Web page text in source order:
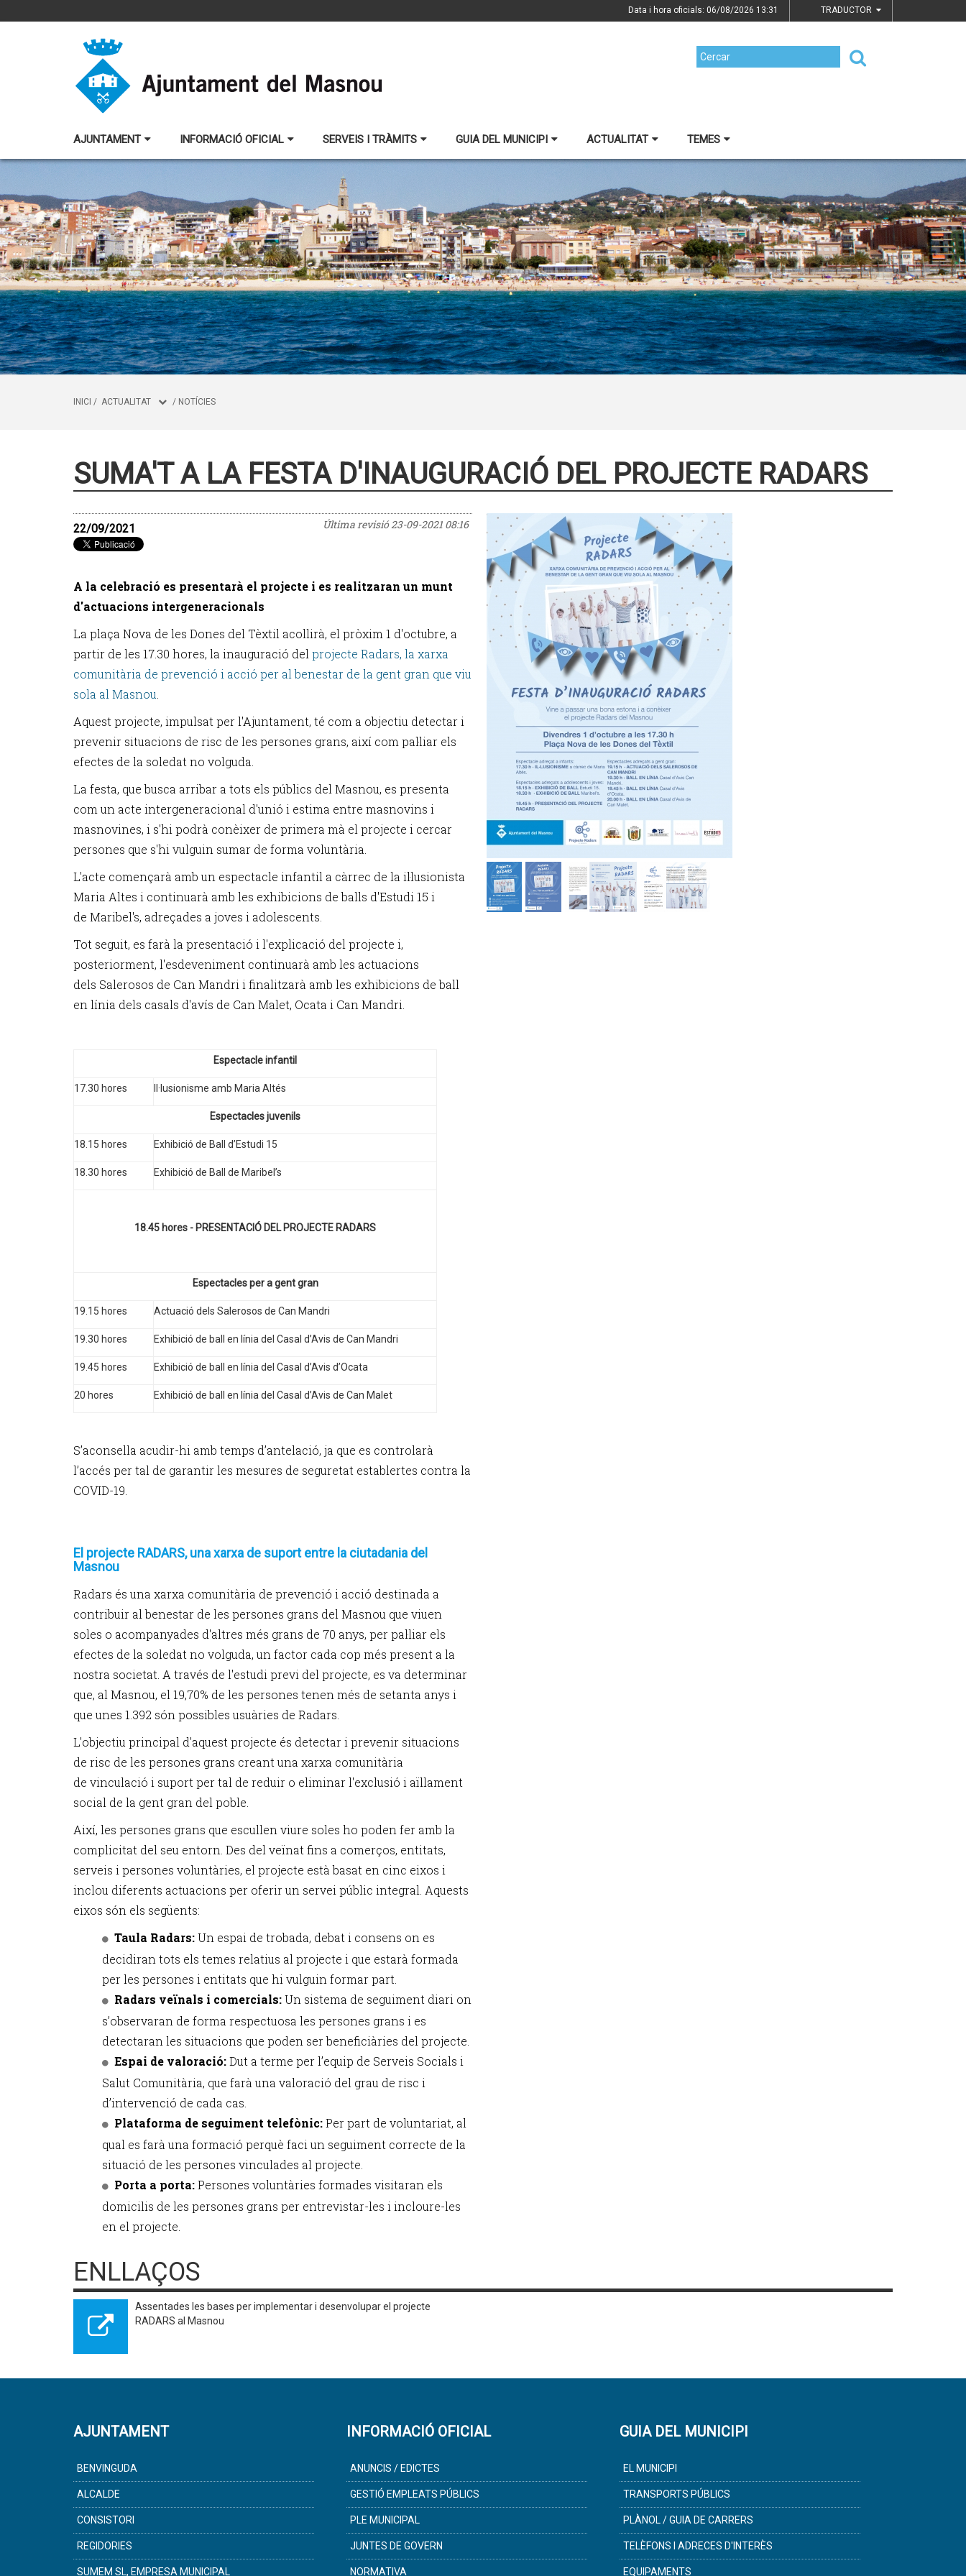
Data i hora oficials: 06/08/2026 13:31 TRADUCTOR
AJUNTAMENT INFORMACIÓ OFICIAL SERVEIS I TRÀMITS GUIA DEL MUNICIPI ACTUALITAT TEMES
INICI / ACTUALITAT / NOTÍCIES
SUMA'T A LA FESTA D'INAUGURACIÓ DEL PROJECTE RADARS
Última revisió23-09-2021 08:16
22/09/2021
A la celebració es presentarà el projecte i es realitzaran un munt
d'actuacions intergeneracionals
La plaça Nova de les Dones del Tèxtil acollirà, el pròxim 1 d'octubre, a
partir de les 17.30 hores, la inauguració del projecte Radars, la xarxa
comunitària de prevenció i acció per al benestar de la gent gran que viu
sola al Masnou
Aquest projecte, impulsat per l'Ajuntament, té com a objectiu detectar i
prevenir situacions de risc de les persones grans, així com pal·liar els
efectes de la soledat no volguda.
La festa, que busca arribar a tots els públics del Masnou, es presenta
com un acte intergeneracional d'unió i estima entre masnovins i
masnovines, i s'hi podrà conèixer de primera mà el projecte i cercar
persones que s'hi vulguin sumar de forma voluntària.
L'acte començarà amb un espectacle infantil a càrrec de la il·lusionista
Maria Altes i continuarà amb les exhibicions de balls d'Estudi 15 i
de Maribel's, adreçades a joves i adolescents.
Tot seguit, es farà la presentació i l'explicació del projecte i,
posteriorment, l'esdeveniment continuarà amb les actuacions
dels Salerosos de Can Mandri i finalitzarà amb les exhibicions de ball
en línia dels casals d'avís de Can Malet, Ocata i Can Mandri.
Espectacle infantil
17.30 hores Il·lusionisme amb Maria Altés
Espectacles juvenils
18.15 hores Exhibició de Ball d’Estudi 15
18.30 hores Exhibició de Ball de Maribel’s
18.45 hores - PRESENTACIÓ DEL PROJECTE RADARS
Espectacles per a gent gran
19.15 hores Actuació dels Salerosos de Can Mandri
19.30 hores Exhibició de ball en línia del Casal d’Avis de Can Mandri
19.45 hores Exhibició de ball en línia del Casal d’Avis d’Ocata
20 hores Exhibició de ball en línia del Casal d’Avis de Can Malet
S’aconsella acudir-hi amb temps d’antelació, ja que es controlarà
l’accés per tal de garantir les mesures de seguretat establertes contra la
COVID-19.
El projecte RADARS, una xarxa de suport entre la ciutadania del
Masnou
Radars és una xarxa comunitària de prevenció i acció destinada a
contribuir al benestar de les persones grans del Masnou que viuen
soles o acompanyades d'altres més grans de 70 anys, per pal·liar els
efectes de la soledat no volguda, un factor cada cop més present a la
nostra societat. A través de l'estudi previ del projecte, es va determinar
que, al Masnou, el 19,70% de les persones tenen més de setanta anys i
que unes 1.392 són possibles usuàries de Radars.
L'objectiu principal d'aquest projecte és detectar i prevenir situacions
de risc de les persones grans creant una xarxa comunitària
de vinculació i suport per tal de reduir o eliminar l'exclusió i aïllament
social de la gent gran del poble.
Així, les persones grans que escullen viure soles ho poden fer amb la
complicitat del seu entorn. Des del veïnat fins a comerços, entitats,
serveis i persones voluntàries, el projecte està basat en cinc eixos i
inclou diferents actuacions per oferir un servei públic integral. Aquests
eixos són els següents:
Taula Radars:Un espai de trobada, debat i consens on es
decidiran tots els temes relatius al projecte i que estarà formada
per les persones i entitats que hi vulguin formar part.
Radars veïnals i comercials:Un sistema de seguiment diari on
s’observaran de forma respectuosa les persones grans i es
detectaran les situacions que poden ser beneficiàries del projecte.
Espai de valoració:Dut a terme per l’equip de Serveis Socials i
Salut Comunitària, que farà una valoració del grau de risc i
d’intervenció de cada cas.
Plataforma de seguiment telefònic:Per part de voluntariat, al
qual es farà una formació perquè faci un seguiment correcte de la
situació de les persones vinculades al projecte.
Porta a porta:Persones voluntàries formades visitaran els
domicilis de les persones grans per entrevistar-les i incloure-les
en el projecte.
ENLLAÇOS
Assentades les bases per implementar i desenvolupar el projecte
RADARS al Masnou
AJUNTAMENT
BENVINGUDA
ALCALDE
CONSISTORI
REGIDORIES
SUMEM SL, EMPRESA MUNICIPAL
INFORMACIÓ OFICIAL
ANUNCIS / EDICTES
GESTIÓ EMPLEATS PÚBLICS
PLE MUNICIPAL
JUNTES DE GOVERN
NORMATIVA
GUIA DEL MUNICIPI
EL MUNICIPI
TRANSPORTS PÚBLICS
PLÀNOL / GUIA DE CARRERS
TELÈFONS I ADRECES D'INTERÈS
EQUIPAMENTS